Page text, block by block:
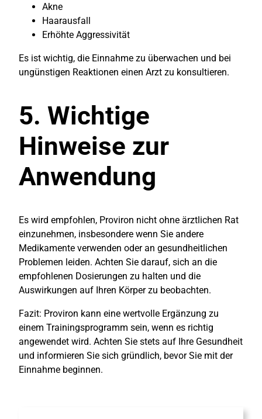
Akne
Haarausfall
Erhöhte Aggressivität
Es ist wichtig, die Einnahme zu überwachen und bei
ungünstigen Reaktionen einen Arzt zu konsultieren.
5. Wichtige
Hinweise zur
Anwendung
Es wird empfohlen, Proviron nicht ohne ärztlichen Rat
einzunehmen, insbesondere wenn Sie andere
Medikamente verwenden oder an gesundheitlichen
Problemen leiden. Achten Sie darauf, sich an die
empfohlenen Dosierungen zu halten und die
Auswirkungen auf Ihren Körper zu beobachten.
Fazit: Proviron kann eine wertvolle Ergänzung zu
einem Trainingsprogramm sein, wenn es richtig
angewendet wird. Achten Sie stets auf Ihre Gesundheit
und informieren Sie sich gründlich, bevor Sie mit der
Einnahme beginnen.